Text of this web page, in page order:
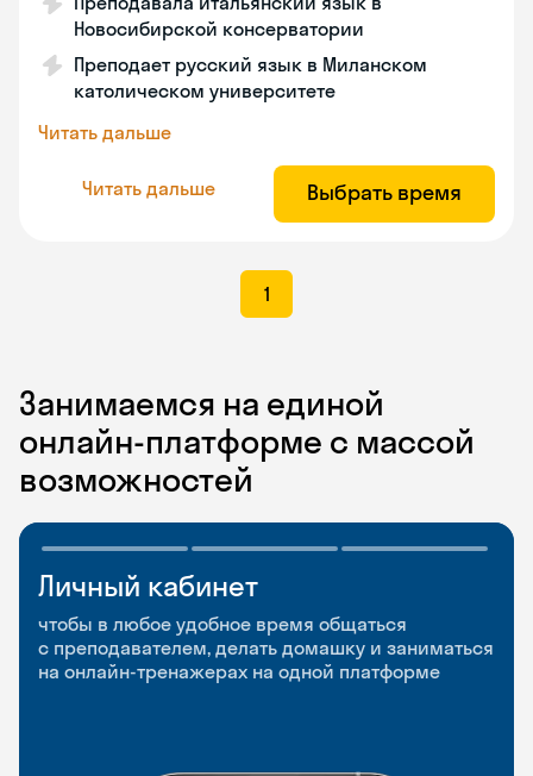
Новосибирской консерватории
Преподает русский язык в Миланском
католическом университете
Читать дальше
Читать дальше Выбрать время
1
Занимаемся на единой
онлайн-платформе с массой
возможностей
Личный кабинет
чтобы в любое удобное время общаться
с преподавателем, делать домашку и заниматься
на онлайн-тренажерах на одной платформе
Мобильное
приложение
чтобы заниматься и изучать новые слова где
и когда удобно
Разговорные клубы
и Talks
Групповые занятия для разговорной практики
и индивидуальные встречи с преподавателями